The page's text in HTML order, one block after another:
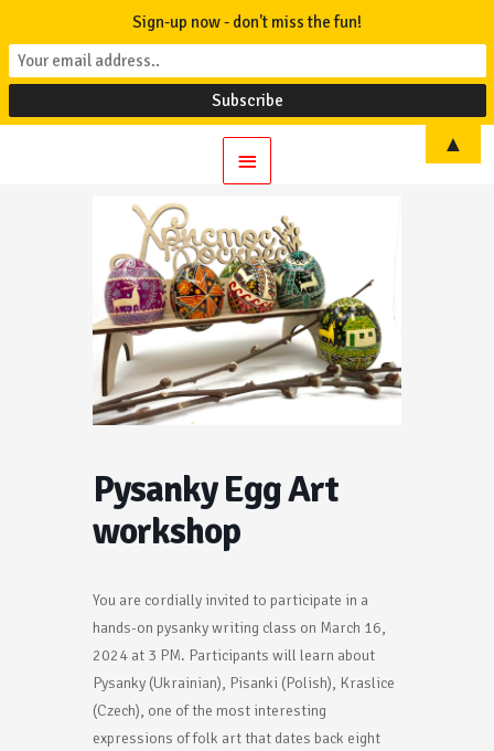
Main
Pysanky Egg Art
workshop
You are cordially invited to participate in a
hands-on pysanky writing class on March 16,
2024 at 3 PM. Participants will learn about
Pysanky (Ukrainian), Pisanki (Polish), Kraslice
(Czech), one of the most interesting
expressions of folk art that dates back eight
Sign-up now - don't miss the fun!
▲